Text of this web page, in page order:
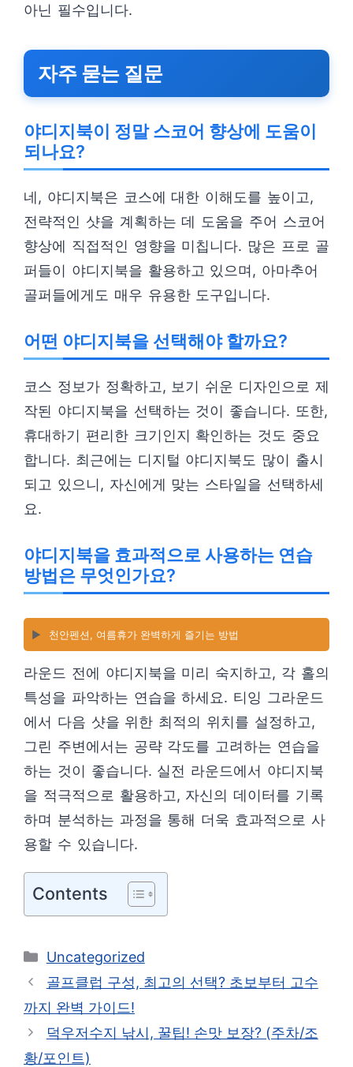
아닌 필수입니다.
자주 묻는 질문
야디지북이 정말 스코어 향상에 도움이
되나요?
네, 야디지북은 코스에 대한 이해도를 높이고,
전략적인 샷을 계획하는 데 도움을 주어 스코어
향상에 직접적인 영향을 미칩니다. 많은 프로 골
퍼들이 야디지북을 활용하고 있으며, 아마추어
골퍼들에게도 매우 유용한 도구입니다.
어떤 야디지북을 선택해야 할까요?
코스 정보가 정확하고, 보기 쉬운 디자인으로 제
작된 야디지북을 선택하는 것이 좋습니다. 또한,
휴대하기 편리한 크기인지 확인하는 것도 중요
합니다. 최근에는 디지털 야디지북도 많이 출시
되고 있으니, 자신에게 맞는 스타일을 선택하세
요.
야디지북을 효과적으로 사용하는 연습
방법은 무엇인가요?
▶️ 천안펜션, 여름휴가 완벽하게 즐기는 방법
라운드 전에 야디지북을 미리 숙지하고, 각 홀의
특성을 파악하는 연습을 하세요. 티잉 그라운드
에서 다음 샷을 위한 최적의 위치를 설정하고,
그린 주변에서는 공략 각도를 고려하는 연습을
하는 것이 좋습니다. 실전 라운드에서 야디지북
을 적극적으로 활용하고, 자신의 데이터를 기록
하며 분석하는 과정을 통해 더욱 효과적으로 사
용할 수 있습니다.
Contents
카
테
리
Uncategorized
골프클럽 구성, 최고의 선택? 초보부터 고수
까지 완벽 가이드!
덕우저수지 낚시, 꿀팁! 손맛 보장? (주차/조
황/포인트)